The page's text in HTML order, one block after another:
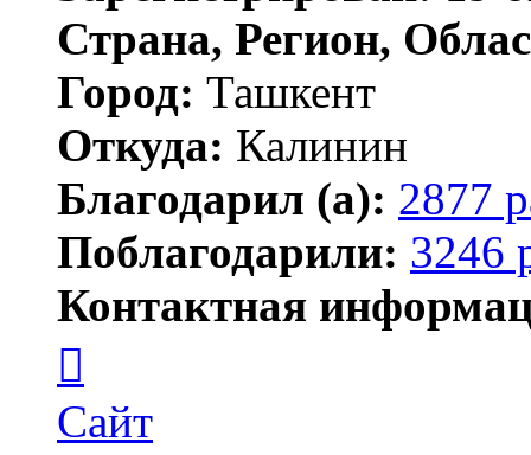
Страна, Регион,
Город: Ташкент
Откуда: Калинин
Благодарил (а): 2877
Поблагодарили: 3246
Контактная
пользователя
Maks42
Сайт